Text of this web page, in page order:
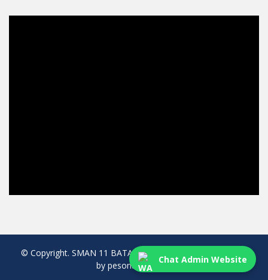
Chat Admin Website
© Copyright. SMAN 11 BATAM. All rights reserved. created
by pesonaweb.com